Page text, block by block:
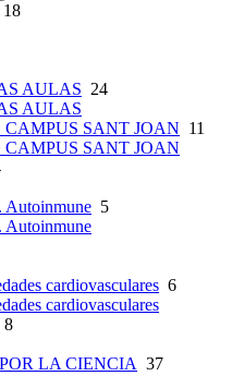
18
AULAS 24
AULAS
SANT JOAN 11
SANT JOAN
5
cardiovasculares 6
cardiovasculares
8
LA CIENCIA 37